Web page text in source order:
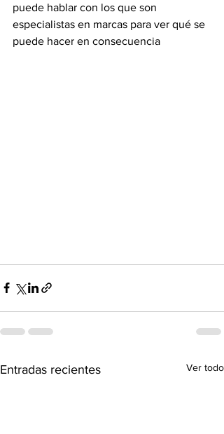
puede hablar con los que son
especialistas en marcas para ver qué se
puede hacer en consecuencia
Entradas recientes Ver todo